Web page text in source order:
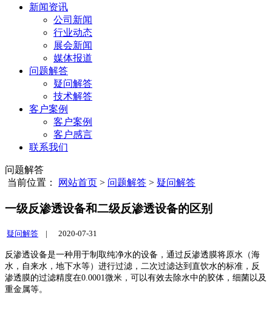
新闻资讯
公司新闻
行业动态
展会新闻
媒体报道
问题解答
疑问解答
技术解答
客户案例
客户案例
客户感言
联系我们
问题解答
当前位置：
网站首页 > 问题解答 > 疑问解答
一级反渗透设备和二级反渗透设备的区别
疑问解答 | 2020-07-31
反渗透设备是一种用于制取纯净水的设备，通过反渗透膜将原水（海
水，自来水，地下水等）进行过滤，二次过滤达到直饮水的标准，反
渗透膜的过滤精度在0.0001微米，可以有效去除水中的胶体，细菌以及
重金属等。